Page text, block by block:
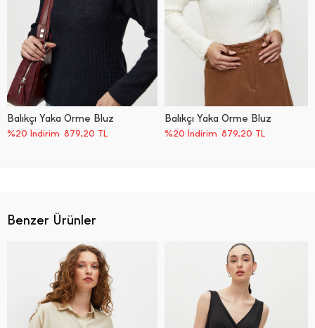
Benzer Ürünler
Balıkçı Yaka Örme Bluz
%20 İndirim 879,20 TL
Balıkçı Yaka Örme Bluz
%20 İndirim 879,20 TL